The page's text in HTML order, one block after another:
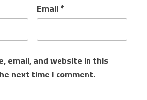
Email*
email, and website in this
next time I comment.